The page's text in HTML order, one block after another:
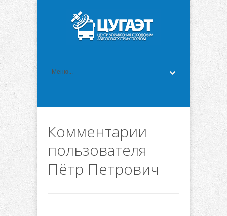
Комментарии
пользователя
Пётр Петрович